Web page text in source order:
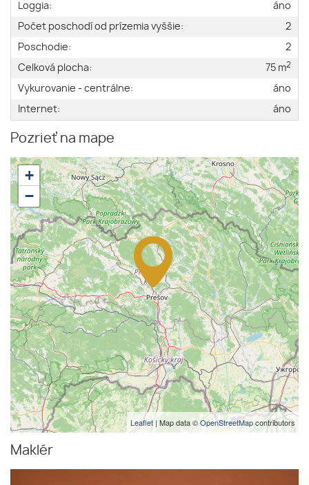
Loggia:
áno
Počet poschodí od prízemia vyššie:
2
Poschodie:
2
Celková plocha:
75 m2
Vykurovanie - centrálne:
áno
Internet:
áno
Pozrieť na mape
+
−
Leaflet| Map data ©OpenStreetMapcontributors
Maklér